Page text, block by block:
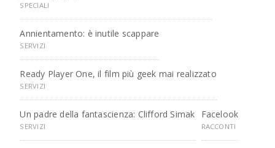
SPECIALI
Annientamento: è inutile scappare
SERVIZI
Ready Player One, il film più geek mai realizzato
SERVIZI
Un padre della fantascienza: Clifford Simak
SERVIZI
Facelook
RACCONTI